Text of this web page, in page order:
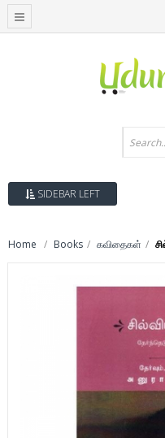
SIDEBAR LEFT
Home Books கவிதைகள்